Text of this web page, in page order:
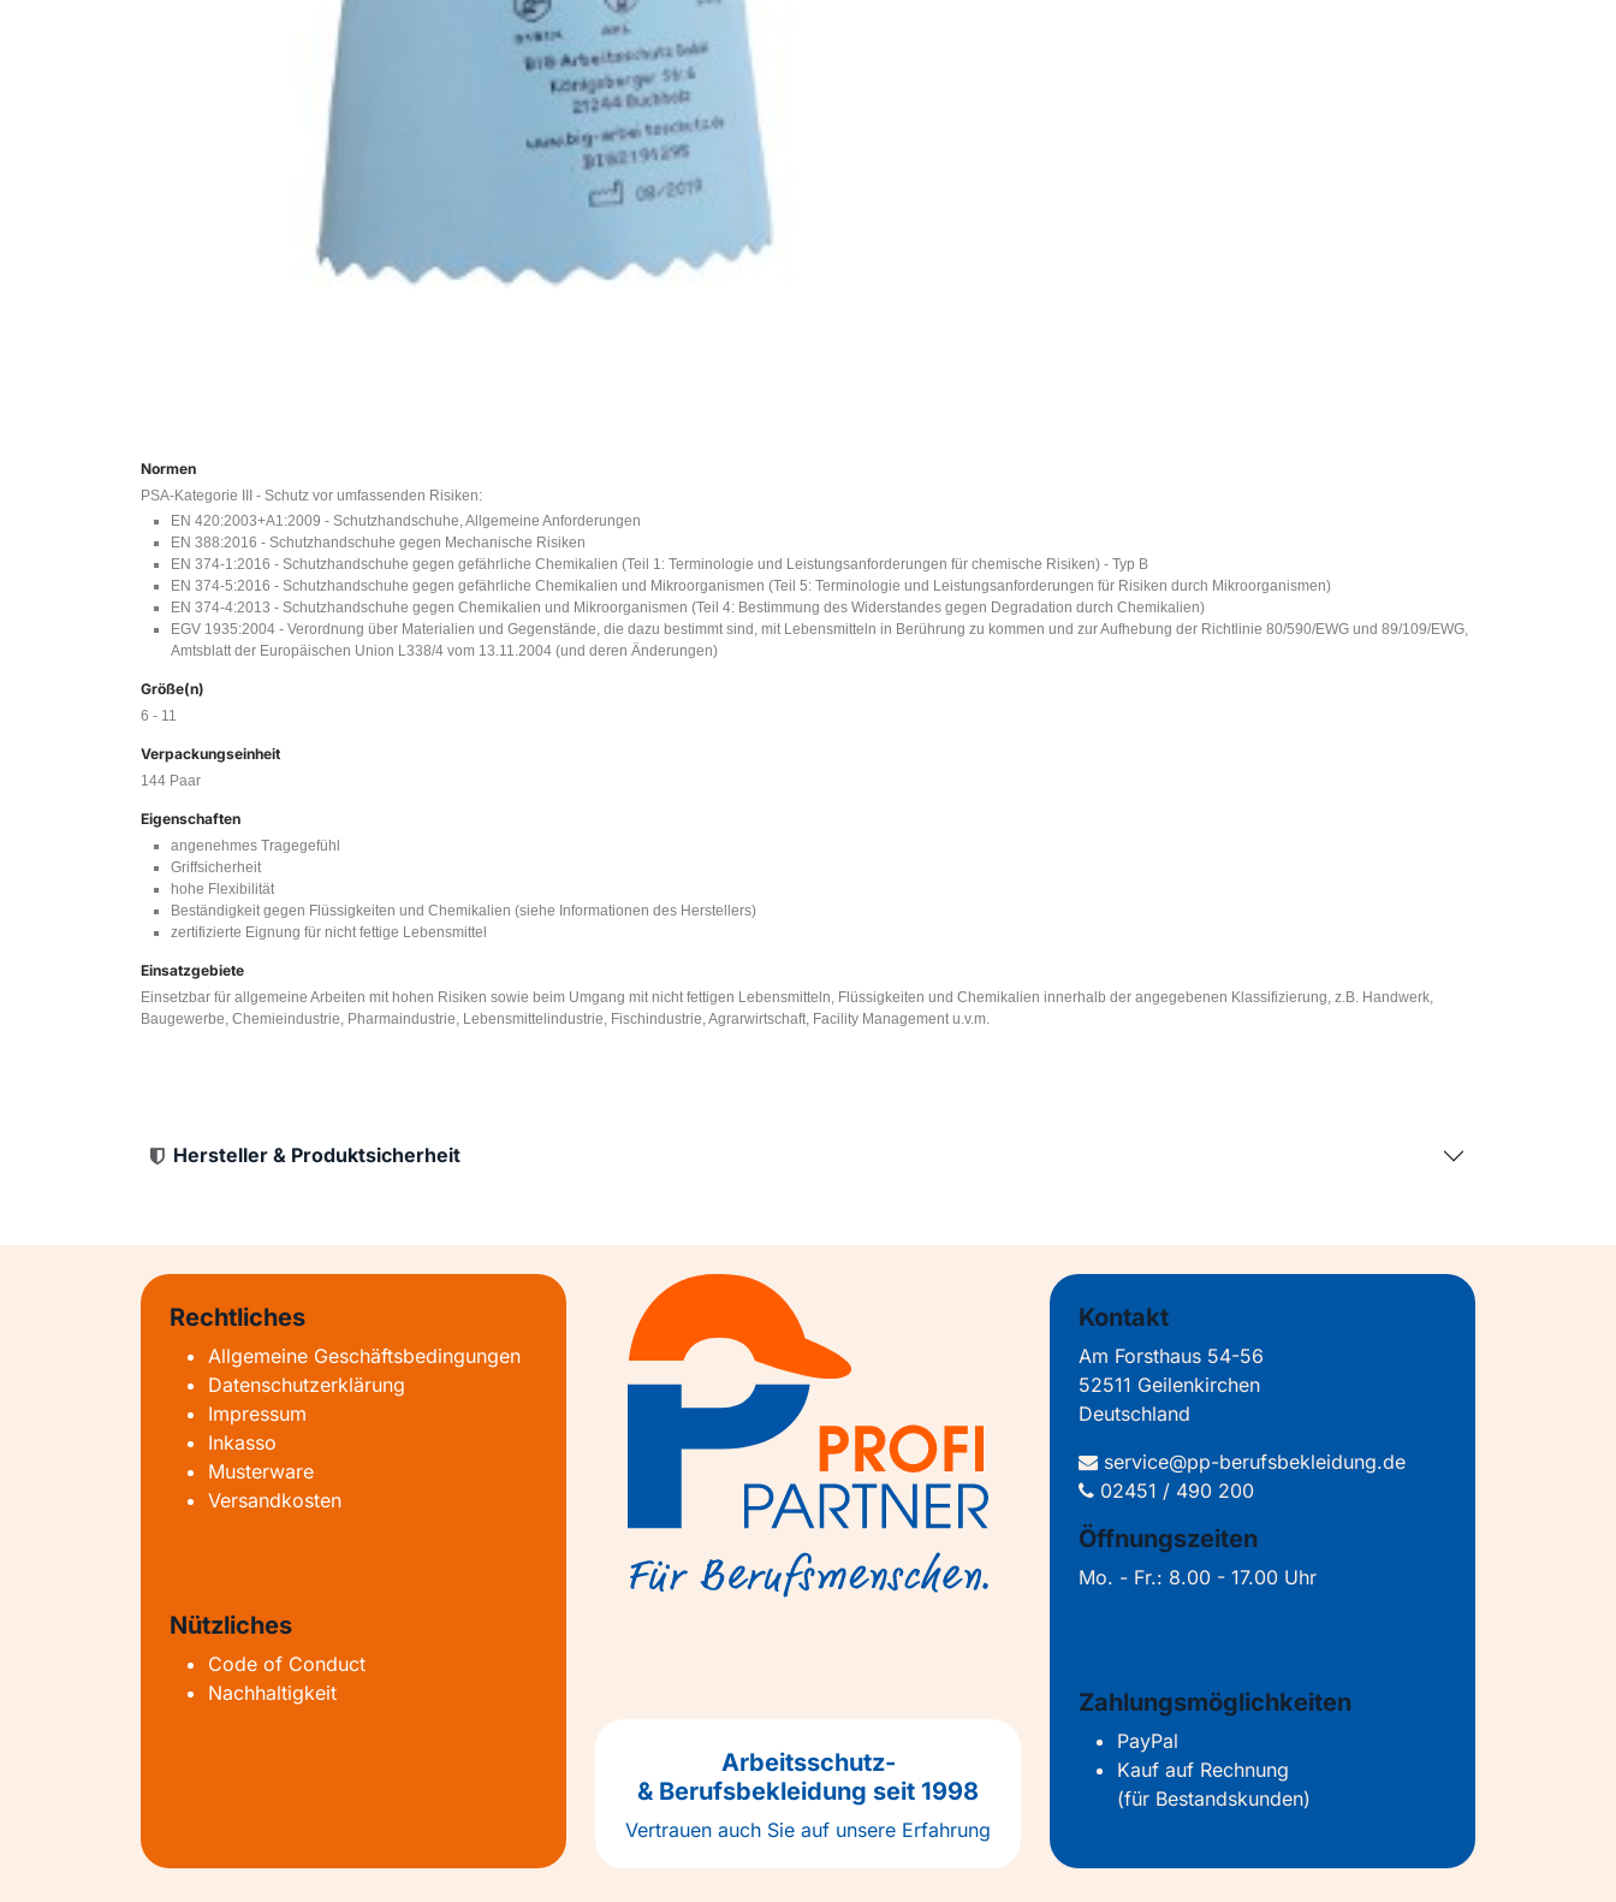
Normen
PSA-Kategorie III - Schutz vor umfassenden Risiken:
EN 420:2003+A1:2009 - Schutzhandschuhe, Allgemeine Anforderungen
EN 388:2016 - Schutzhandschuhe gegen Mechanische Risiken
EN 374-1:2016 - Schutzhandschuhe gegen gefährliche Chemikalien (Teil 1: Terminologie und Leistungsanforderungen für chemische Risiken) - Typ B
EN 374-5:2016 - Schutzhandschuhe gegen gefährliche Chemikalien und Mikroorganismen (Teil 5: Terminologie und Leistungsanforderungen für Risiken durch Mikroorganismen)
EN 374-4:2013 - Schutzhandschuhe gegen Chemikalien und Mikroorganismen (Teil 4: Bestimmung des Widerstandes gegen Degradation durch Chemikalien)
EGV 1935:2004 - Verordnung über Materialien und Gegenstände, die dazu bestimmt sind, mit Lebensmitteln in Berührung zu kommen und zur Aufhebung der Richtlinie 80/590/EWG und 89/109/EWG,
Amtsblatt der Europäischen Union L338/4 vom 13.11.2004 (und deren Änderungen)
Größe(n)
6 - 11
Verpackungseinheit
144 Paar
Eigenschaften
angenehmes Tragegefühl
Griffsicherheit
hohe Flexibilität
Beständigkeit gegen Flüssigkeiten und Chemikalien (siehe Informationen des Herstellers)
zertifizierte Eignung für nicht fettige Lebensmittel
Einsatzgebiete
Einsetzbar für allgemeine Arbeiten mit hohen Risiken sowie beim Umgang mit nicht fettigen Lebensmitteln, Flüssigkeiten und Chemikalien innerhalb der angegebenen Klassifizierung, z.B. Handwerk,
Baugewerbe, Chemieindustrie, Pharmaindustrie, Lebensmittelindustrie, Fischindustrie, Agrarwirtschaft, Facility Management u.v.m.
Hersteller & Produktsicherheit
Rechtliches
Allgemeine Geschäftsbedingungen
Datenschutzerklärung
Impressum
Inkasso
Musterware
Versandkosten
Nützliches
Code of Conduct
Nachhaltigkeit
Kontakt
Am Forsthaus 54-56
52511 Geilenkirchen
Deutschland
service@pp-berufsbekleidung.de
02451 / 490 200
Öffnungszeiten
Mo. - Fr.: 8.00 - 17.00 Uhr
Zahlungsmöglichkeiten
PayPal
Kauf auf Rechnung
(für Bestandskunden)
Arbeitsschutz-
& Berufsbekleidung seit 1998
Vertrauen auch Sie auf unsere Erfahrung